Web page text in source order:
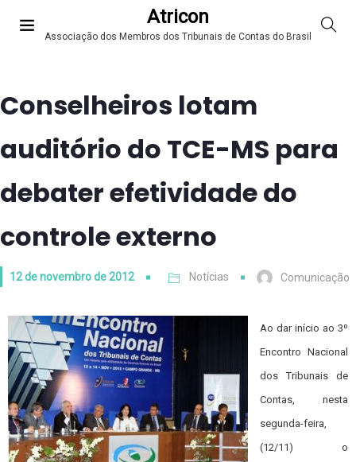
Atricon
Associação dos Membros dos Tribunais de Contas do Brasil
Conselheiros lotam
auditório do TCE-MS para
debater efetividade do
controle externo
12 de novembro de 2012 Notícias Comunicação
Ao dar início ao 3º
Encontro Nacional
dos Tribunais de
Contas, nesta
segunda-feira,
(12/11) o